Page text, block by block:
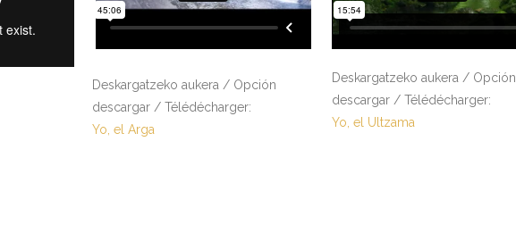
Deskargatzeko aukera / Opción
descargar / Télédécharger:
Yo, el Arga
Deskargatzeko aukera / Opción
descargar / Télédécharger:
Yo, el Ultzama